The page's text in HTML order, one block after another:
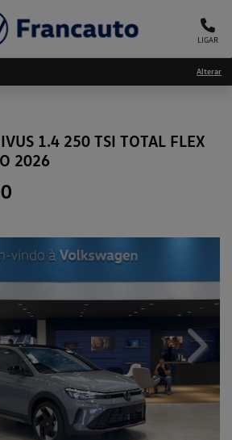
LIGAR
Alterar
1.4 250 TSI TOTAL FLEX
2026
Next